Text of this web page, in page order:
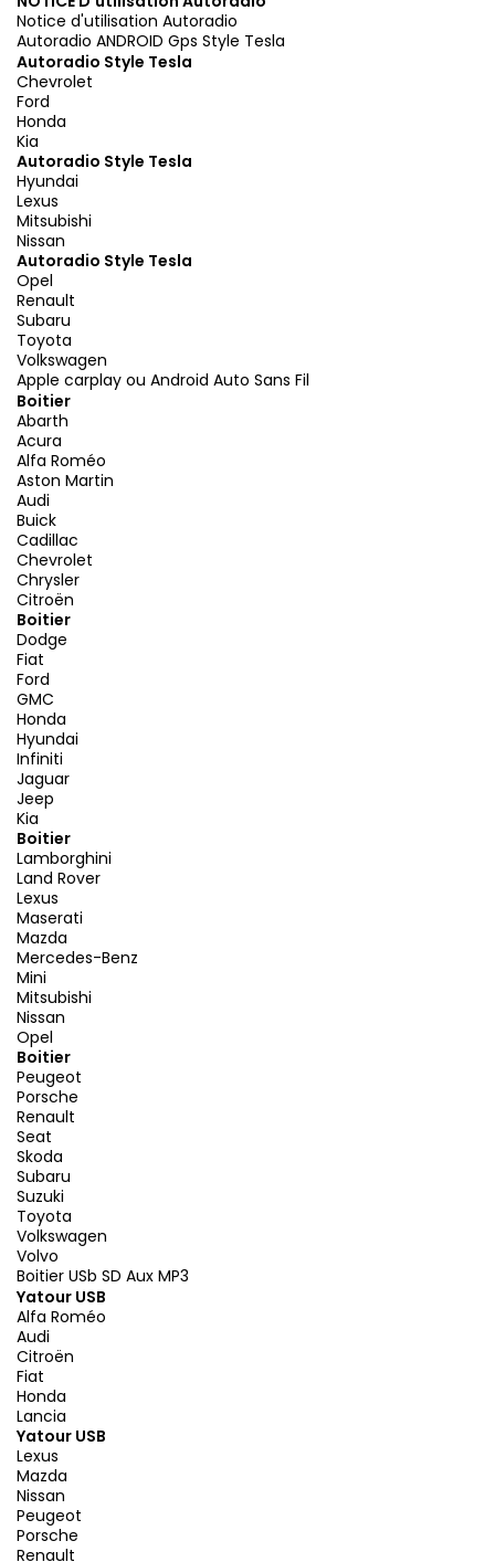
Notice d'utilisation Autoradio
Autoradio ANDROID Gps Style Tesla
Autoradio Style Tesla
Chevrolet
Ford
Honda
Kia
Autoradio Style Tesla
Hyundai
Lexus
Mitsubishi
Nissan
Autoradio Style Tesla
Opel
Renault
Subaru
Toyota
Volkswagen
Apple carplay ou Android Auto Sans Fil
Boitier
Abarth
Acura
Alfa Roméo
Aston Martin
Audi
Buick
Cadillac
Chevrolet
Chrysler
Citroën
Boitier
Dodge
Fiat
Ford
GMC
Honda
Hyundai
Infiniti
Jaguar
Jeep
Kia
Boitier
Lamborghini
Land Rover
Lexus
Maserati
Mazda
Mercedes-Benz
Mini
Mitsubishi
Nissan
Opel
Boitier
Peugeot
Porsche
Renault
Seat
Skoda
Subaru
Suzuki
Toyota
Volkswagen
Volvo
Boitier USb SD Aux MP3
Yatour USB
Alfa Roméo
Audi
Citroën
Fiat
Honda
Lancia
Yatour USB
Lexus
Mazda
Nissan
Peugeot
Porsche
Renault